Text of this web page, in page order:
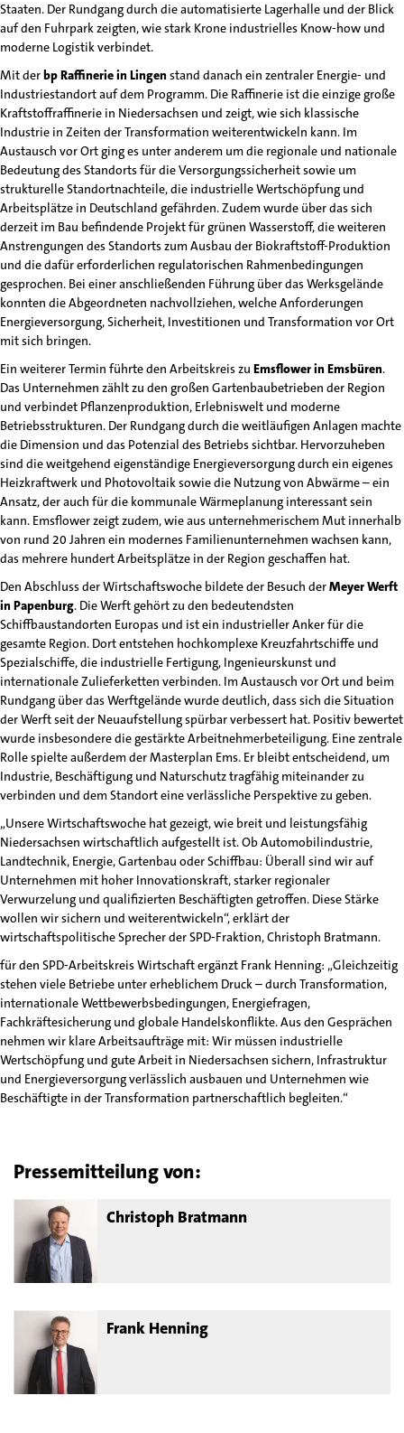
Staaten. Der Rundgang durch die automatisierte Lagerhalle und der Blick
auf den Fuhrpark zeigten, wie stark Krone industrielles Know-how und
moderne Logistik verbindet.
Mit derbp Raffinerie in Lingenstand danach ein zentraler Energie- und
Industriestandort auf dem Programm. Die Raffinerie ist die einzige große
Kraftstoffraffinerie in Niedersachsen und zeigt, wie sich klassische
Industrie in Zeiten der Transformation weiterentwickeln kann. Im
Austausch vor Ort ging es unter anderem um die regionale und nationale
Bedeutung des Standorts für die Versorgungssicherheit sowie um
strukturelle Standortnachteile, die industrielle Wertschöpfung und
Arbeitsplätze in Deutschland gefährden. Zudem wurde über das sich
derzeit im Bau befindende Projekt für grünen Wasserstoff, die weiteren
Anstrengungen des Standorts zum Ausbau der Biokraftstoff-Produktion
und die dafür erforderlichen regulatorischen Rahmenbedingungen
gesprochen. Bei einer anschließenden Führung über das Werksgelände
konnten die Abgeordneten nachvollziehen, welche Anforderungen
Energieversorgung, Sicherheit, Investitionen und Transformation vor Ort
mit sich bringen.
Ein weiterer Termin führte den Arbeitskreis zu Emsflower in Emsbüren.
Das Unternehmen zählt zu den großen Gartenbaubetrieben der Region
und verbindet Pflanzenproduktion, Erlebniswelt und moderne
Betriebsstrukturen. Der Rundgang durch die weitläufigen Anlagen machte
die Dimension und das Potenzial des Betriebs sichtbar. Hervorzuheben
sind die weitgehend eigenständige Energieversorgung durch ein eigenes
Heizkraftwerk und Photovoltaik sowie die Nutzung von Abwärme – ein
Ansatz, der auch für die kommunale Wärmeplanung interessant sein
kann. Emsflower zeigt zudem, wie aus unternehmerischem Mut innerhalb
von rund 20 Jahren ein modernes Familienunternehmen wachsen kann,
das mehrere hundert Arbeitsplätze in der Region geschaffen hat.
Den Abschluss der Wirtschaftswoche bildete der Besuch derMeyer Werft
in Papenburg. Die Werft gehört zu den bedeutendsten
Schiffbaustandorten Europas und ist ein industrieller Anker für die
gesamte Region. Dort entstehen hochkomplexe Kreuzfahrtschiffe und
Spezialschiffe, die industrielle Fertigung, Ingenieurskunst und
internationale Zulieferketten verbinden. Im Austausch vor Ort und beim
Rundgang über das Werftgelände wurde deutlich, dass sich die Situation
der Werft seit der Neuaufstellung spürbar verbessert hat. Positiv bewertet
wurde insbesondere die gestärkte Arbeitnehmerbeteiligung. Eine zentrale
Rolle spielte außerdem der Masterplan Ems. Er bleibt entscheidend, um
Industrie, Beschäftigung und Naturschutz tragfähig miteinander zu
verbinden und dem Standort eine verlässliche Perspektive zu geben.
„Unsere Wirtschaftswoche hat gezeigt, wie breit und leistungsfähig
Niedersachsen wirtschaftlich aufgestellt ist. Ob Automobilindustrie,
Landtechnik, Energie, Gartenbau oder Schiffbau: Überall sind wir auf
Unternehmen mit hoher Innovationskraft, starker regionaler
Verwurzelung und qualifizierten Beschäftigten getroffen. Diese Stärke
wollen wir sichern und weiterentwickeln“, erklärt der
wirtschaftspolitische Sprecher der SPD-Fraktion, Christoph Bratmann.
für den SPD-Arbeitskreis Wirtschaft ergänzt Frank Henning: „Gleichzeitig
stehen viele Betriebe unter erheblichem Druck – durch Transformation,
internationale Wettbewerbsbedingungen, Energiefragen,
Fachkräftesicherung und globale Handelskonflikte. Aus den Gesprächen
nehmen wir klare Arbeitsaufträge mit: Wir müssen industrielle
Wertschöpfung und gute Arbeit in Niedersachsen sichern, Infrastruktur
und Energieversorgung verlässlich ausbauen und Unternehmen wie
Beschäftigte in der Transformation partnerschaftlich begleiten.“
Pressemitteilung von:
Christoph Bratmann
Frank Henning